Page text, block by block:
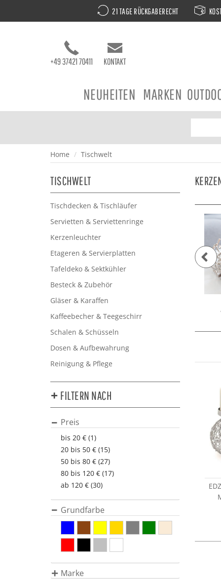
21 TAGE RÜCKGABERECHT
+49 37421 70411 KONTAKT
NEUHEITEN MARKEN
Home Tischwelt
TISCHWELT
Tischdecken & Tischläufer
Servietten & Serviettenringe
Kerzenleuchter
Etageren & Servierplatten
Tafeldeko & Sektkühler
Besteck & Zubehör
Gläser & Karaffen
Kaffeebecher & Teegeschirr
Schalen & Schüsseln
Dosen & Aufbewahrung
Reinigung & Pflege
FILTERN NACH
Preis
bis 20 € (1)
20 bis 50 € (15)
50 bis 80 € (27)
80 bis 120 € (17)
ab 120 € (30)
Grundfarbe
Marke